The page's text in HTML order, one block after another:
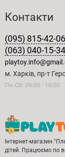
Контакти
(095) 815-42-06
(063) 040-15-34
м. Харків, пр-т
Пн-Сб: 09:00 - 18:00
Інтернет-магазин
дітей. Працюємо по